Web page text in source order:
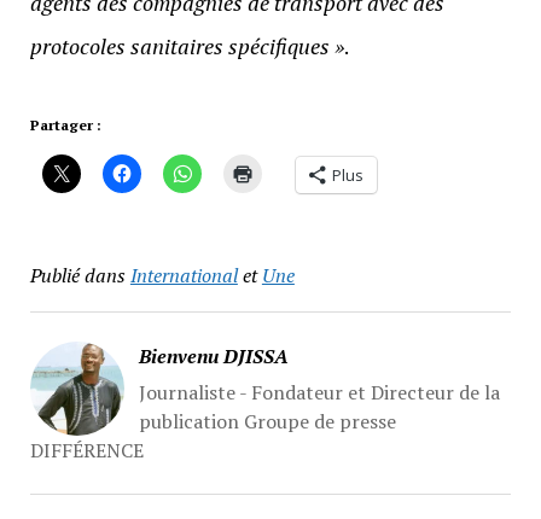
protocoles sanitaires spécifiques ».
Partager :
Plus
Publié dansInternationaletUne
Bienvenu DJISSA
Journaliste - Fondateur et Directeur de la
publication Groupe de presse
DIFFÉRENCE